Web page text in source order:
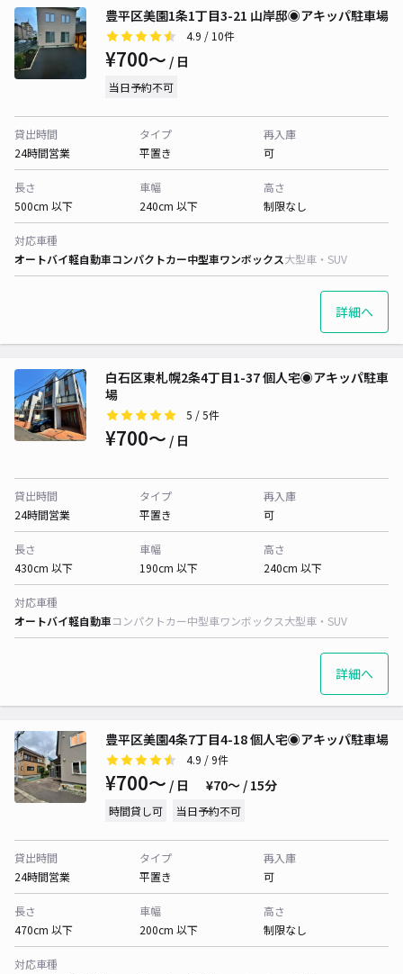
豊平区美園1条1丁目3-21 山岸邸◉アキッパ駐車場
4.9 / 10件
¥700〜 / 日
当日予約不可
貸出時間
24時間営業
タイプ
平置き
再入庫
可
長さ
500cm 以下
車幅
240cm 以下
高さ
制限なし
対応車種
オートバイ軽自動車コンパクトカー中型車ワンボックス大型車・SUV
詳細へ
白石区東札幌2条4丁目1-37 個人宅◉アキッパ駐車
場
5 / 5件
¥700〜 / 日
貸出時間
24時間営業
タイプ
平置き
再入庫
可
長さ
430cm 以下
車幅
190cm 以下
高さ
240cm 以下
対応車種
オートバイ軽自動車コンパクトカー中型車ワンボックス大型車・SUV
詳細へ
豊平区美園4条7丁目4-18 個人宅◉アキッパ駐車場
4.9 / 9件
¥700〜 / 日 ¥70〜 / 15分
時間貸し可 当日予約不可
貸出時間
24時間営業
タイプ
平置き
再入庫
可
長さ
470cm 以下
車幅
200cm 以下
高さ
制限なし
対応車種